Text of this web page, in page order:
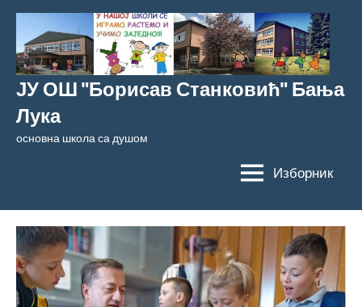
Скочи
садржај
ЈУ ОШ "Борисав Станковић" Бања
Лука
основна школа са душом
Изборник